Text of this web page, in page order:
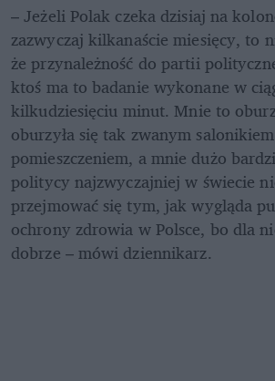
– Jeżeli Polak czeka dzisiaj na
zazwyczaj kilkanaście miesięcy, to
że przynależność do partii
ktoś ma to badanie wykonane w
kilkudziesięciu minut. Mnie to
oburzyła się tak zwanym
pomieszczeniem, a mnie dużo
politycy najzwyczajniej w świecie
przejmować się tym, jak wygląda
ochrony zdrowia w Polsce, bo dla
dobrze – mówi dziennikarz.